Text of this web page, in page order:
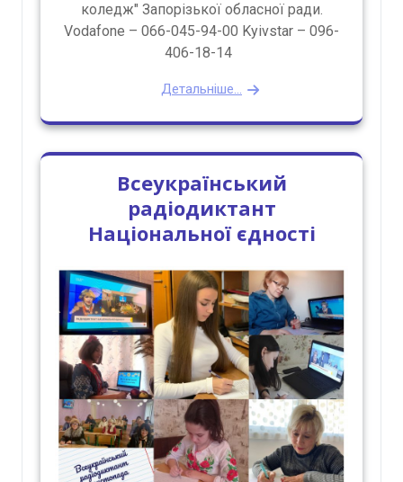
коледж" Запорізької обласної ради.
Vodafone – 066-045-94-00 Kyivstar – 096-
406-18-14
Детальніше...
Всеукраїнський
радіодиктант
Національної єдності